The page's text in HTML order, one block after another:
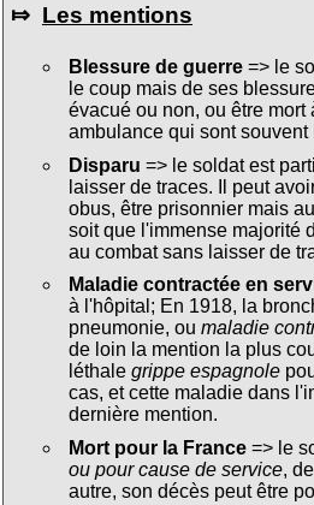
⤇ Les mentions
Blessure de guerre=> le
le coup mais de ses
évacué ou non, ou être mort
ambulance qui sont souvent
Disparu => le soldat est
laisser de traces. Il peut
obus, être prisonnier mais
soit que l'immense majorité
au combat sans laisser de
Maladie contractée en
à l'hôpital; En 1918, la
pneumonie, ou maladie
de loin la mention la plus
léthale grippe espagnole
cas, et cette maladie dans
dernière mention.
Mort pour la France=> le
ou pour cause de service,
autre, son décès peut être